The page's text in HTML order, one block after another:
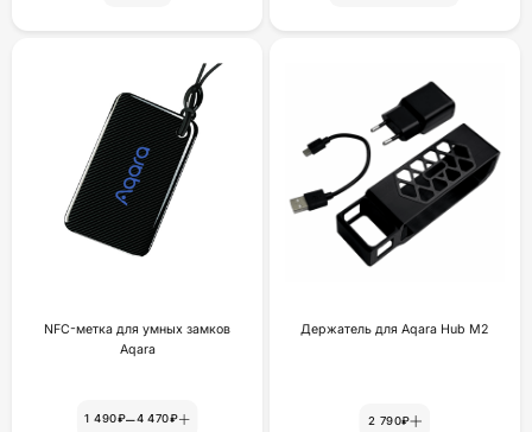
NFC-метка для умных замков
Aqara
1 490₽–4 470₽
Держатель для Aqara Hub M2
2 790₽